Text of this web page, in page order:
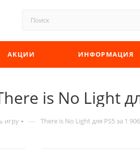
АКЦИИ ИНФОРМАЦИЯ
is No Light
игру — There is No Light для PS5 за 1